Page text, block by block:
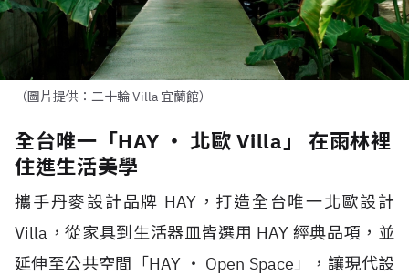
（圖片提供：二十輪 Villa 宜蘭館）
全台唯一「HAY ‧ 北歐 Villa」 在雨林裡
住進生活美學
攜手丹麥設計品牌 HAY，打造全台唯一北歐設計
Villa，從家具到生活器皿皆選用 HAY 經典品項，並
延伸至公共空間「HAY ‧ Open Space」，讓現代設